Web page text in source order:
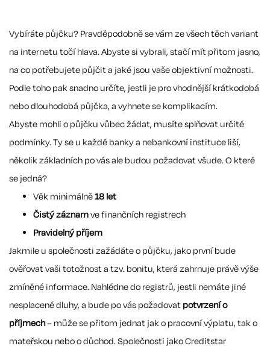
Vybíráte půjčku? Pravděpodobně se vám ze všech těch variant
na internetu točí hlava. Abyste si vybrali, stačí mít přitom jasno,
na co potřebujete půjčit a jaké jsou vaše objektivní možnosti.
Podle toho pak snadno určíte, jestli je pro vhodnější krátkodobá
nebo dlouhodobá půjčka, a vyhnete se komplikacím.
Abyste mohli o půjčku vůbec žádat, musíte splňovat určité
podmínky. Ty se u každé banky a nebankovní instituce liší,
několik základních po vás ale budou požadovat všude. O které
se jedná?
Věk minimálně18 let
Čistý záznamve finančních registrech
Pravidelný příjem
Jakmile u společnosti zažádáte o půjčku, jako první bude
ověřovat vaši totožnost a tzv. bonitu, která zahrnuje právě výše
zmíněné informace. Nahlédne do registrů, jestli nemáte jiné
nesplacené dluhy, a bude po vás požadovatpotvrzení o
příjmech– může se přitom jednat jak o pracovní výplatu, tak o
mateřskou nebo o důchod. Společnosti jako Creditstar